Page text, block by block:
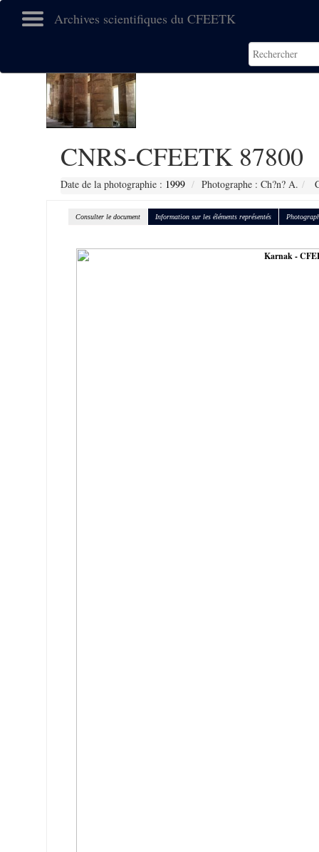
Archives scientifiques du CFEETK
CNRS-CFEETK 87800
Date de la photographie : 1999 Photographe : Ch?n? A.
Consulter le document Information sur les éléments représentés